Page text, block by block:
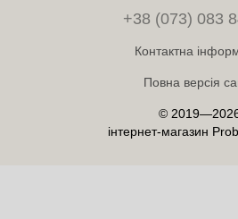
+38 (073) 083
Контактна
Повна версія
©
інтернет-магазин